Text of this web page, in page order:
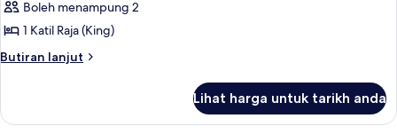
Room,
1
Raja
Boleh menampung 2
1 Katil Raja (King)
Butiran lanjut
Butiran
Room,
Lihat harga untuk tarikh anda